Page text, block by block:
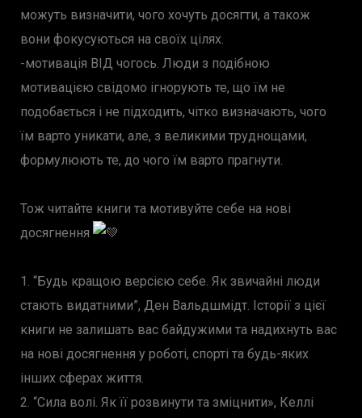
можуть визначити, чого хочуть досягти, а також
вони фокусуються на своїх цілях.
-мотивація ВІД чогось. Люди з подібною
мотивацією свідомо ігнорують те, що їм не
подобається і не підходить, чітко визначають, чого
їм варто уникати, але, з великими труднощами,
формулюють те, до чого їм варто прагнути.
Тож читайте книги та мотивуйте себе на нові
досягнення
1. “Будь кращою версією себе. Як звичайні люди
стають видатними”, Ден Вальдшмідт. Історії з цієї
книги не залишать вас байдужими та надихнуть вас
на нові досягнення у роботі, спорті та будь-яких
інших сферах життя.
2. “Сила волі. Як її розвинути та зміцнити», Келлі